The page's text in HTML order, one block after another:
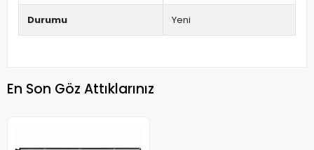
Durumu Yeni
En Son Göz Attıklarınız